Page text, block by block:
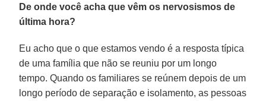
De onde você acha que vêm os nervosismos de
última hora?
Eu acho que o que estamos vendo é a resposta típica
de uma família que não se reuniu por um longo
tempo. Quando os familiares se reúnem depois de um
longo período de separação e isolamento, as pessoas